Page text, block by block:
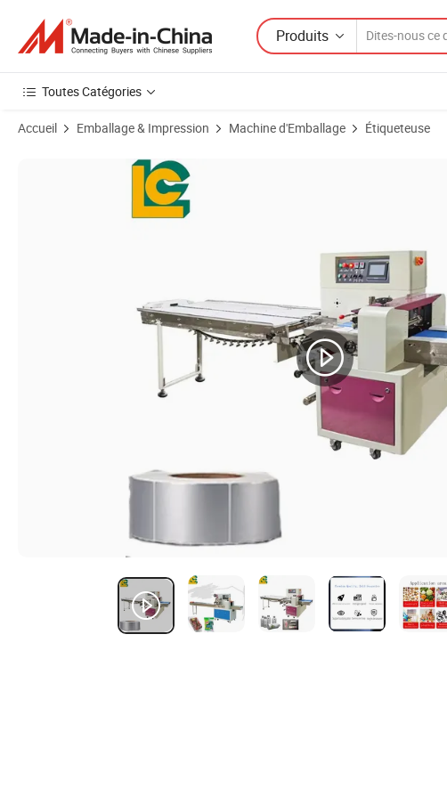
Produits
Toutes Catégories
Accueil Emballage & Impression Machine d'Emballage Étiqueteuse
Images du produit de Système d'emballage sous vide à haute vitesse avec